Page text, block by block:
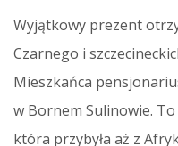
Wyjątkowy prezent
Czarnego i
Mieszkańca
w Bornem Sulinowie.
która przybyła aż z